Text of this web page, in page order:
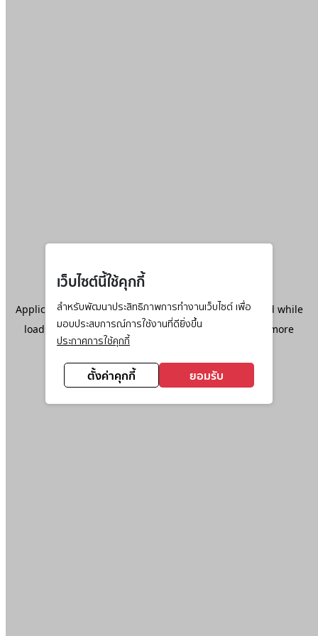
เว็บไซต์นี้ใช้คุกกี้
สำหรับพัฒนาประสิทธิภาพการทำงานเว็บไซต์ เพื่อ
มอบประสบการณ์การใช้งานที่ดียิ่งขึ้น
ประกาศการใช้คุกกี้
ตั้งค่าคุกกี้ ยอมรับ
Application error: aclient-side exception has occurred while
loadingwww.ktc.co.th(see the browser console
for more
information).